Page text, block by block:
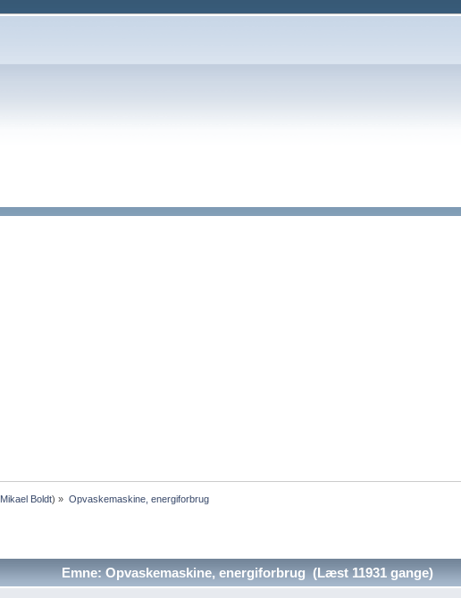
Mikael Boldt) » Opvaskemaskine, energiforbrug
Emne: Opvaskemaskine, energiforbrug (Læst 11931 gange)